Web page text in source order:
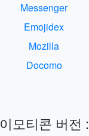
Messenger
Emojidex
Mozilla
Docomo
이모티콘 버전 :